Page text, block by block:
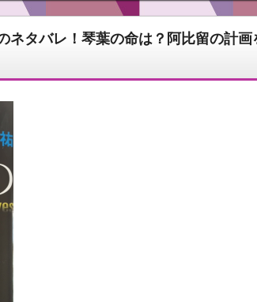
ネタバレ！琴葉の命は？阿比留の計